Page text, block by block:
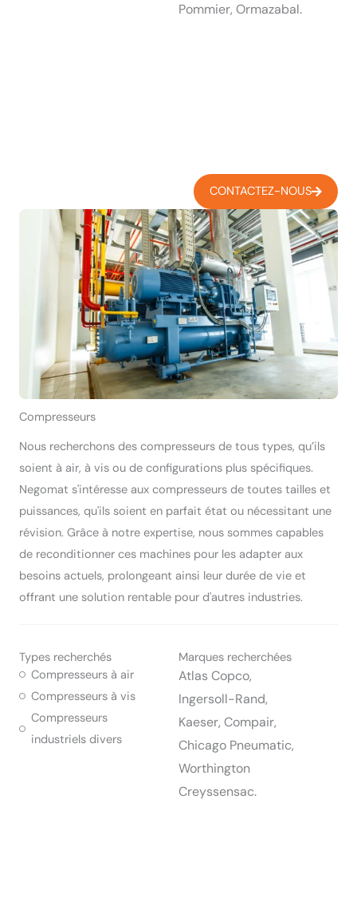
Pommier, Ormazabal.
CONTACTEZ-NOUS
Compresseurs
Nous recherchons des compresseurs de tous types, qu’ils
soient à air, à vis ou de configurations plus spécifiques.
Negomat s'intéresse aux compresseurs de toutes tailles et
puissances, qu'ils soient en parfait état ou nécessitant une
révision. Grâce à notre expertise, nous sommes capables
de reconditionner ces machines pour les adapter aux
besoins actuels, prolongeant ainsi leur durée de vie et
offrant une solution rentable pour d'autres industries.
Types recherchés
Compresseurs à air
Compresseurs à vis
Compresseurs
industriels divers
Marques recherchées
Atlas Copco,
Ingersoll-Rand,
Kaeser, Compair,
Chicago Pneumatic,
Worthington
Creyssensac.